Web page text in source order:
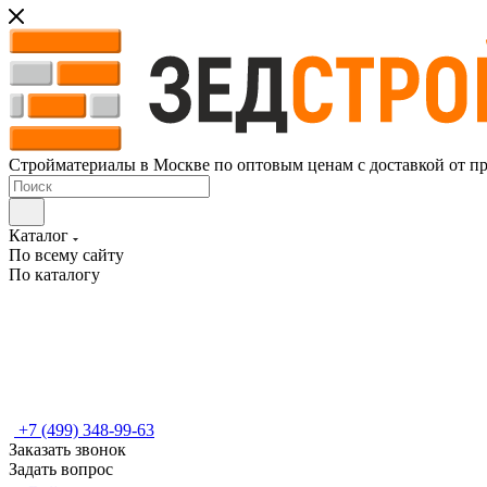
Стройматериалы в Москве по оптовым ценам с доставкой от
Каталог
По всему сайту
По каталогу
+7 (499) 348-99-63
Заказать звонок
Задать вопрос